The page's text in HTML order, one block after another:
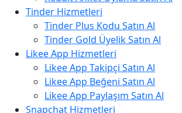
Tinder Hizmetleri
Tinder Plus Kodu Satın Al
Tinder Gold Üyelik Satın Al
Likee App Hizmetleri
Likee App Takipçi Satın Al
Likee App Beğeni Satın Al
Likee App Paylaşım Satın Al
Snapchat Hizmetleri